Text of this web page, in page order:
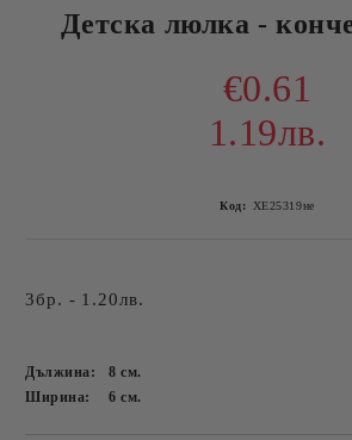
Детска люлка -
€0.61
1.19лв.
Код: ХЕ25319не
3бр. - 1.20лв.
Дължина: 8см.
Ширина:
6см.